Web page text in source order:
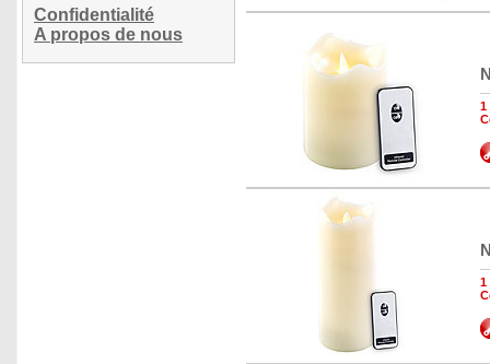
Confidentialité
A propos de nous
1
1